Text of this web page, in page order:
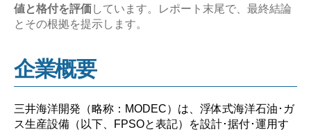
値と格付を評価しています。レポート末尾で、最終結論
とその根拠を提示します。
企業概要
三井海洋開発（略称：MODEC）は、浮体式海洋石油･ガ
ス生産設備（以下、FPSOと表記）を設計･据付･運用す